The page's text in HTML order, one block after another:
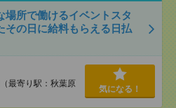
場所で働けるイベントスタ
の日に給料もらえる日払
最寄り駅：秋葉原
気になる！